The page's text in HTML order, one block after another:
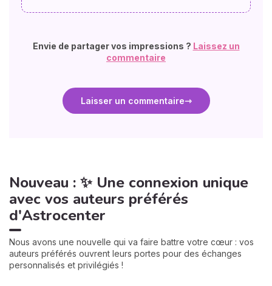
Envie de partager vos impressions ? Laissez un
commentaire
Laisser un commentaire
Nouveau : ✨ Une connexion unique
avec vos auteurs préférés
d'Astrocenter
Nous avons une nouvelle qui va faire battre votre cœur : vos
auteurs préférés ouvrent leurs portes pour des échanges
personnalisés et privilégiés !